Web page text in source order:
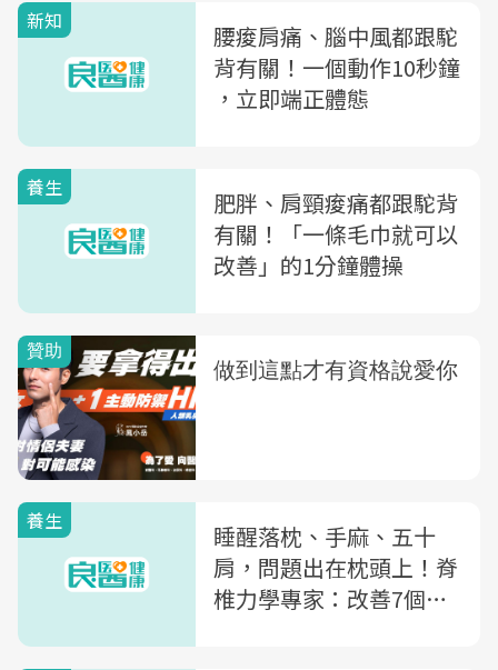
新知
腰痠肩痛、腦中風都跟駝
背有關！一個動作10秒鐘
，立即端正體態
養生
肥胖、肩頸痠痛都跟駝背
有關！「一條毛巾就可以
改善」的1分鐘體操
養生
睡醒落枕、手麻、五十
肩，問題出在枕頭上！脊
椎力學專家：改善7個壞